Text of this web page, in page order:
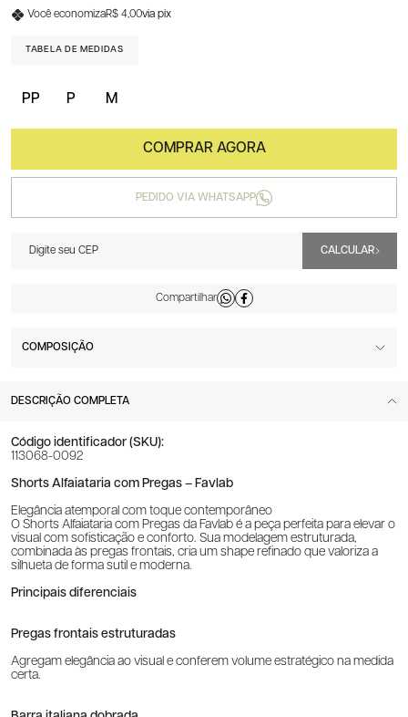
Você economizaR$ 4,00via pix
TABELA DE MEDIDAS
PP P M
PEDIDO VIA WHATSAPP
COMPOSIÇÃO
DESCRIÇÃO COMPLETA
Código identificador (SKU):
113068-0092
Shorts Alfaiataria com Pregas – Favlab
Elegância atemporal com toque contemporâneo
O Shorts Alfaiataria com Pregas da Favlab é a peça perfeita para elevar o
visual com sofisticação e conforto. Sua modelagem estruturada,
combinada às pregas frontais, cria um shape refinado que valoriza a
silhueta de forma sutil e moderna.
Principais diferenciais
Pregas frontais estruturadas
Agregam elegância ao visual e conferem volume estratégico na medida
certa.